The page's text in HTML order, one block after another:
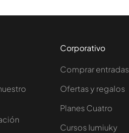
Corporativo
Comprar entradas
Ofertas y regalos
Planes Cuatro
Cursos Iumiuky